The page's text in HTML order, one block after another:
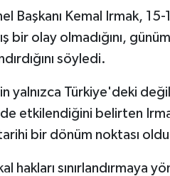
Başkanı Kemal Irmak, 15-
bir olay olmadığını,
söyledi.
yalnızca Türkiye'deki
etkilendiğini belirten
bir dönüm noktası
hakları sınırlandırmaya